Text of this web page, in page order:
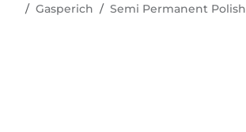
Gasperich
Semi Permanent Polish